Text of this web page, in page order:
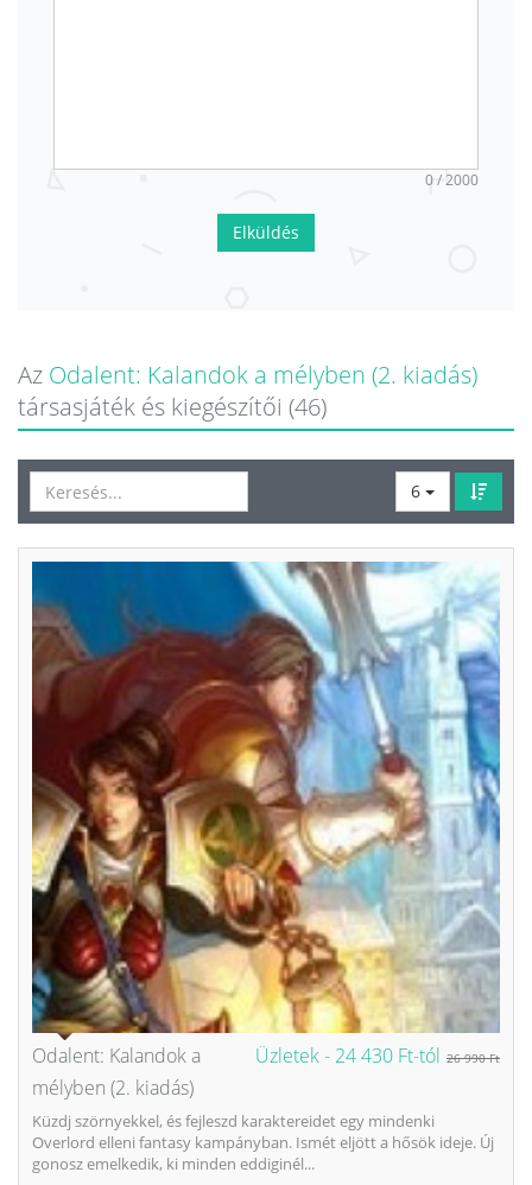
0 / 2000
Elküldés
Az Odalent: Kalandok a mélyben (2. kiadás)
társasjáték és kiegészítői (46)
6
Üzletek - 24 430 Ft-tól 26 990 Ft
Odalent: Kalandok a
mélyben (2. kiadás)
Küzdj szörnyekkel, és fejleszd karaktereidet egy mindenki
Overlord elleni fantasy kampányban. Ismét eljött a hősök ideje. Új
gonosz emelkedik, ki minden eddiginél...